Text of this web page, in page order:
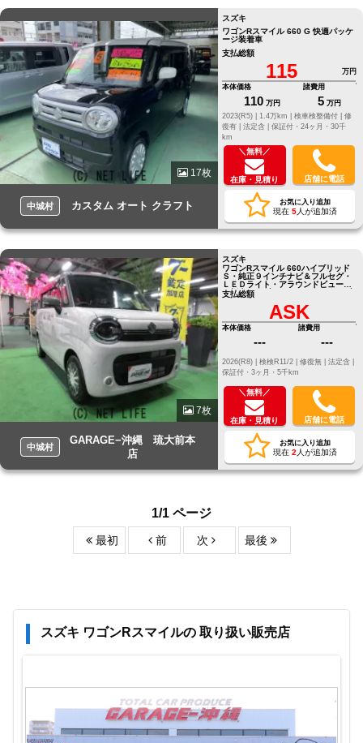
17枚
中城村 カスタム オート クラフト
スズキ
ワゴンRスマイル 660 G 快適パッケ
ージ装着車
支払総額
115
万円
本体価格
110 万円
諸費用
5 万円
2023(R5) |
1.4万km | 検車検整備付 | 修
復有 | 法定含 | 保証付・24ヶ月・30千
km
＼無料／
在庫・見積り 店舗に電話
お気に入り追加
現在 5人が追加済
7枚
中城村
GARAGE−沖縄 琉大前本
店
スズキ
ワゴンRスマイル 660ハイブリッド
Ｓ・純正９インチナビ＆フルセグ・
ＬＥＤライト・アラウンドビューＶ
ｒ新車のサブスク スーパーイレブ
ンパック大好評受付中！
支払総額
ASK
本体価格
---
諸費用
---
修復無 | 法定含 |
保証付・3ヶ月・5千km
＼無料／
在庫・見積り 店舗に電話
お気に入り追加
現在 2 人が追加済
1/1 ページ
最初 前 次 最後
スズキ ワゴンRスマイルの 取り扱い販売店